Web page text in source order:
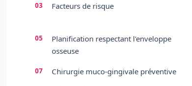
Facteurs de risque
Planification respectant l'enveloppe
osseuse
Chirurgie muco-gingivale préventive